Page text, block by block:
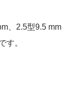
、2.5型9.5 mm
す。